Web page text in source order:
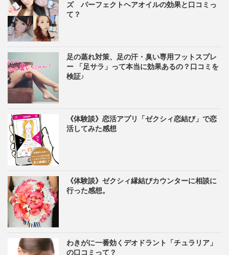
ズ パーフェクトヘアオイルの効果と口コミっ
て？
足の蒸れ対策、足の汗・臭い専用フットスプレ
ー 「足サラ」って本当に効果あるの？口コミを
検証♪
《体験談》恋活アプリ「ゼクシィ恋結び」で恋
活してみた感想
《体験談》ゼクシィ縁結びカウンターに相談に
行った感想。
わきがに一番効くデオドラント「チュラリア」
の口コミって？